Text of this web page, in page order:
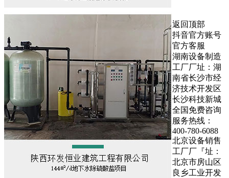
返回顶部
抖音官方账号
官方客服
湖南设备制造
工厂厂址：湖
南省长沙市经
济技术开发区
长沙科技新城
全国免费咨询
服务热线：
400-780-6088
北京设备销售
工厂厂『址：
北京市房山区
良乡工业开发